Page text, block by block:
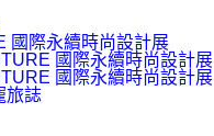
國際永續時尚設計展
國際永續時尚設計展
國際永續時尚設計展
旅誌